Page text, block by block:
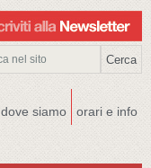
dove siamo orari e info